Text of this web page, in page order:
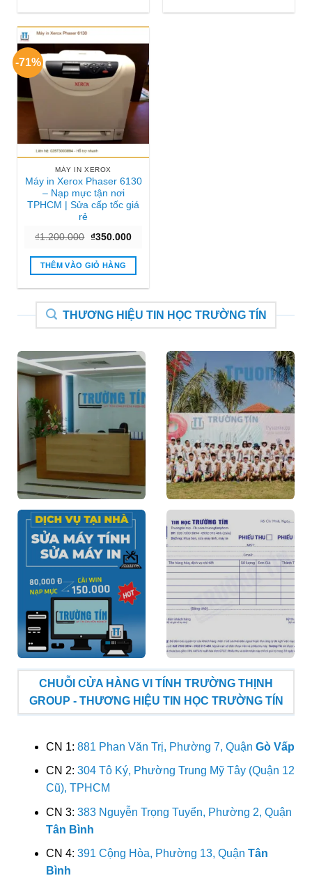
-71%
MÁY IN XEROX
Máy in Xerox Phaser 6130
– Nạp mực tận nơi
TPHCM | Sửa cấp tốc giá
rẻ
₫1.200.000 Giá
là:
₫1.200.000.
₫350.000Giá
tại
₫350.000.
THÊM VÀO GIỎ HÀNG
THƯƠNG HIỆU TIN HỌC TRƯỜNG TÍN
CHUỖI CỬA HÀNG VI TÍNH TRƯỜNG THỊNH
GROUP - THƯƠNG HIỆU TIN HỌC TRƯỜNG TÍN
CN 1: 881 Phan Văn Trị, Phường 7, Quận Gò Vấp
CN 2: 304 Tô Ký, Phường Trung Mỹ Tây (Quận 12
Cũ), TPHCM
CN 3: 383 Nguyễn Trọng Tuyển, Phường 2, Quận
Tân Bình
CN 4: 391 Cộng Hòa, Phường 13, Quận Tân
Bình